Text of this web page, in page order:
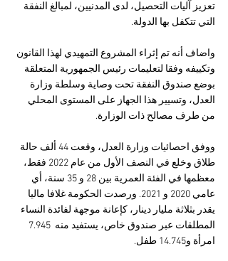
تعزيز آليات التحصيل، لدى المدنيين، لمبالغ النفقة
التي تتكفل بها الدولة.
واضاف أنه تم إثراء المشروع التمهيدي لهذا القانون
وتكييفه وفقا لتعليمات رئيس الجمهورية المتعلقة
بوضع صندوق النفقة تحت وصاية وسلطة وزارة
العدل، وتسيير هذا الجهاز على المستوى المحلي
من طرف مصالح ذات الوزارة.
ووفق احصائيات وزارة العدل، وقعت 44 ألف حالة
طلاق وخلع في النصف الأول من عام 2022 فقط،
معظمها في الفئة العمرية بين 28 و 35 سنة، أي
عامي 2020 و 2021. ورصدت الحكومة غلافا ماليا
يقدر بثلاثة مليار دينار، كإعانة موجهة لفائدة النساء
امرأة و14.745 طفل.